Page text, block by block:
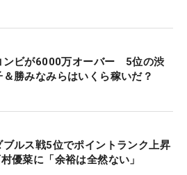
ろす一方で「シードを取るに
てるゴルフもまだまだ。アジ
」と、この現状には満足して
リーズの出場や、ポイントラ
えられるいわゆるフルシード
『カテゴリー1』確保に向け
。
ンビが6000万オーバー 5位の渋
勝みなみらはいくら稼いだ？
ブルス戦5位でポイントランク上昇
優菜に「余裕は全然ない」